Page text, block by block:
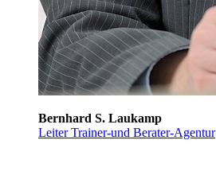
Bernhard S. Laukamp
Leiter Trainer-und Berater-Agentur